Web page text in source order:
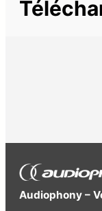
Cordon ligne
Audiophony –